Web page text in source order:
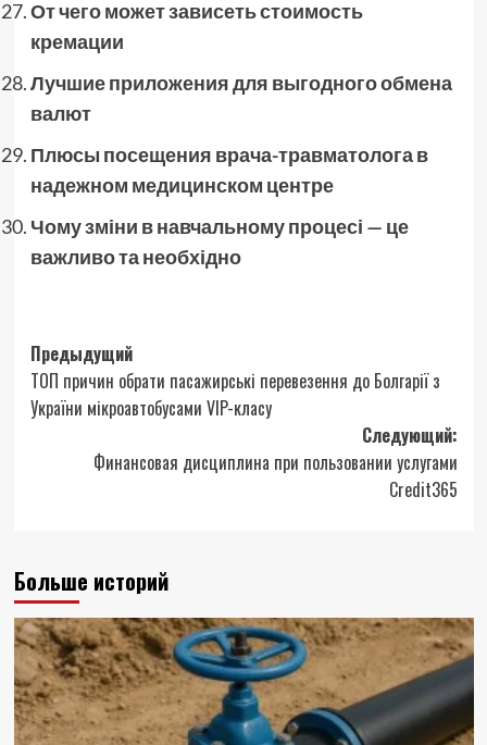
От чего может зависеть стоимость
кремации
Лучшие приложения для выгодного обмена
валют
Плюсы посещения врача-травматолога в
надежном медицинском центре
Чому зміни в навчальному процесі — це
важливо та необхідно
Навигация
записи
Предыдущий
ТОП причин обрати пасажирські перевезення до Болгарії з
України мікроавтобусами VIP-класу
Следующий:
Финансовая дисциплина при пользовании услугами
Credit365
Больше историй